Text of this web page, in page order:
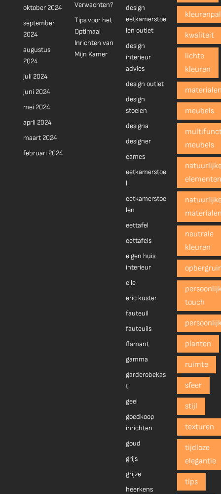
oktober 2024
september
2024
augustus
2024
juli 2024
juni 2024
mei 2024
april 2024
maart 2024
februari 2024
Verwachten?
Tips voor het
Optimaal
Inrichten van
Mijn Kamer
design
eetkamerstoe
len outlet
design
interieur
advies
design outlet
design
stoelen
designa
designer
eames
eetkamerstoe
l
eetkamerstoe
len
eettafel
eettafels
eigen huis
interieur
elle
eric kuster
fauteuil
fauteuils
flamant
gamma
garderobekas
t
geel
goedkoop
inrichten
goud
grijs
grijze
heerkens
kwaliteit
lichte
kleuren
meubels
meubels
neutrale
kleuren
touch
planten
ruimte
sfeer
stijl
texturen
tijdloze
elegantie
tips